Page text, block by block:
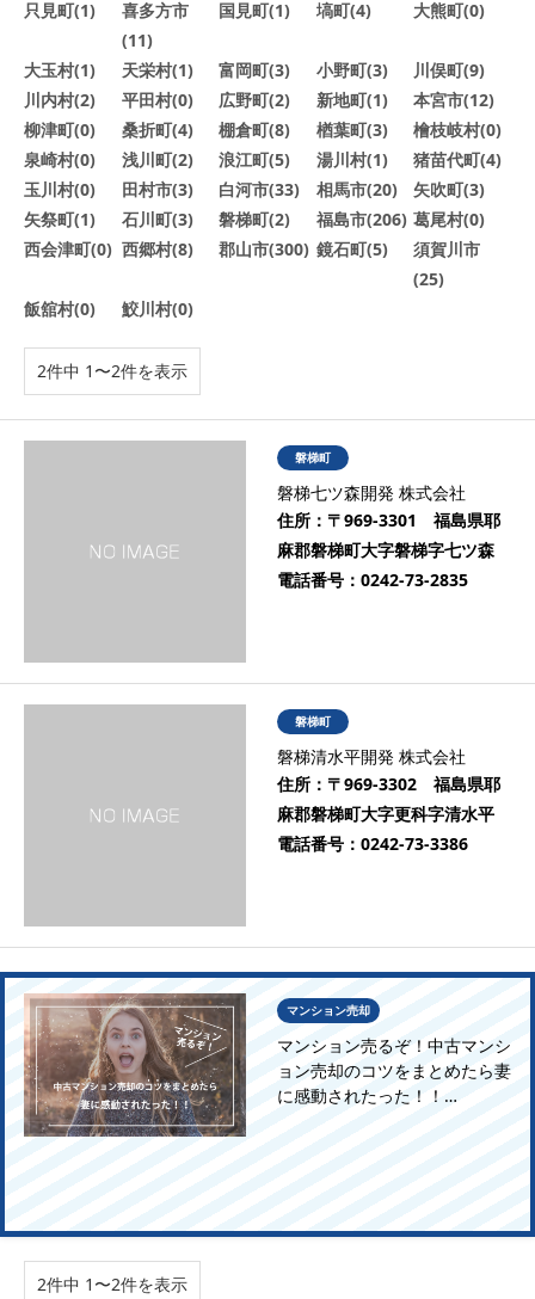
只見町(1)
喜多方市
(11)
国見町(1) 塙町(4) 大熊町(0)
大玉村(1) 天栄村(1) 富岡町(3) 小野町(3)
川俣町(9)
川内村(2)
平田村(0) 広野町(2) 新地町(1)
本宮市(12)
柳津町(0)
桑折町(4) 棚倉町(8) 楢葉町(3)
檜枝岐村(0)
泉崎村(0)
浅川町(2) 浪江町(5) 湯川村(1)
猪苗代町(4)
玉川村(0)
田村市(3) 白河市(33) 相馬市(20)
矢吹町(3)
矢祭町(1)
石川町(3) 磐梯町(2) 福島市(206) 葛尾村(0)
西会津町(0) 西郷村(8) 郡山市(300) 鏡石町(5)
須賀川市
(25)
飯舘村(0)
鮫川村(0)
2件中 1〜2件を表示
磐梯町
磐梯七ツ森開発 株式会社
住所： 〒969-3301 福島県耶
麻郡磐梯町大字磐梯字七ツ森
電話番号： 0242-73-2835
磐梯町
磐梯清水平開発 株式会社
住所： 〒969-3302 福島県耶
麻郡磐梯町大字更科字清水平
電話番号： 0242-73-3386
マンション売却
マンション売るぞ！中古マンシ
ョン売却のコツをまとめたら妻
に感動されたった！！…
2件中 1〜2件を表示